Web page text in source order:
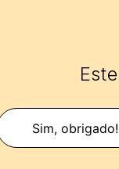
Sim, obrigado!